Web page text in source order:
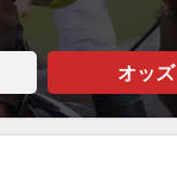
オッズ